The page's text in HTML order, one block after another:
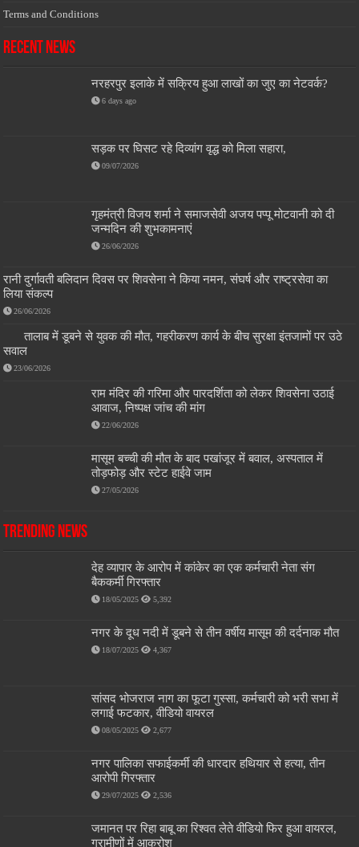
Terms and Conditions
Recent News
नरहरपुर इलाके में सक्रिय हुआ लाखों का जुए का नेटवर्क?
6 days ago
सड़क पर घिसट रहे दिव्यांग वृद्ध को मिला सहारा,
09/07/2026
गृहमंत्री विजय शर्मा ने समाजसेवी अजय पप्पू मोटवानी को दी
जन्मदिन की शुभकामनाएं
26/06/2026
रानी दुर्गावती बलिदान दिवस पर शिवसेना ने किया नमन, संघर्ष और राष्ट्रसेवा का
लिया संकल्प
26/06/2026
तालाब में डूबने से युवक की मौत, गहरीकरण कार्य के बीच सुरक्षा इंतजामों पर उठे
सवाल
23/06/2026
राम मंदिर की गरिमा और पारदर्शिता को लेकर शिवसेना उठाई
आवाज, निष्पक्ष जांच की मांग
22/06/2026
मासूम बच्ची की मौत के बाद पखांजूर में बवाल, अस्पताल में
तोड़फोड़ और स्टेट हाईवे जाम
27/05/2026
Trending News
देह व्यापार के आरोप में कांकेर का एक कर्मचारी नेता संग
बैककर्मी गिरफ्तार
18/05/2025 5,392
नगर के दूध नदी में डूबने से तीन वर्षीय मासूम की दर्दनाक मौत
18/07/2025 4,367
सांसद भोजराज नाग का फूटा गुस्सा, कर्मचारी को भरी सभा में
लगाई फटकार, वीडियो वायरल
08/05/2025 2,677
नगर पालिका सफाईकर्मी की धारदार हथियार से हत्या, तीन
आरोपी गिरफ्तार
29/07/2025 2,536
जमानत पर रिहा बाबू का रिश्वत लेते वीडियो फिर हुआ वायरल,
ग्रामीणों में आक्रोश